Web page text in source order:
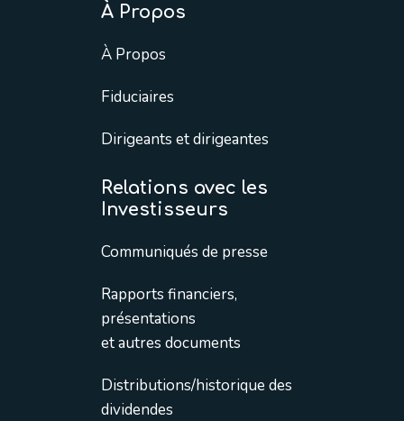
À Propos
À Propos
Fiduciaires
Dirigeants et dirigeantes
Relations avec les
Investisseurs
Communiqués de presse
Rapports financiers,
présentations
et autres documents
Distributions/historique des
dividendes